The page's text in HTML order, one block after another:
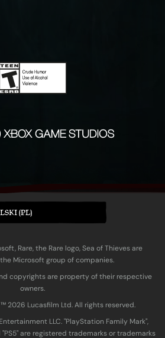
(PL)
Rare, the Rare logo, Sea of Thieves are
Microsoft group of companies.
copyrights are property of their respective
owners.
™ 20‍26 Lucasfilm Ltd. All rights reserved.
LLC. "PlayStation Family Mark",
"PS5" are registered trademarks or trademarks